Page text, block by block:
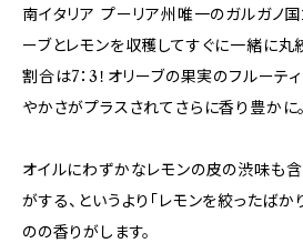
南イタリア プーリア州唯一のガルガノ
ーブとレモンを収穫してすぐに一緒に丸
割合は7：3！オリーブの果実のフルーテ
やかさがプラスされてさらに香り豊かに。
オイルにわずかなレモンの皮の渋味も含
がする、というより「レモンを絞ったばか
のの香りがします。